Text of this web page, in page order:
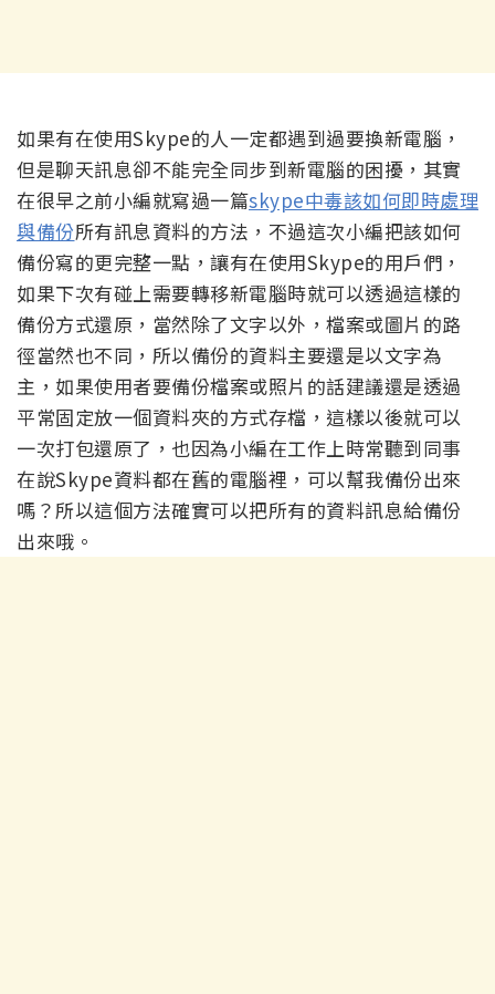
如果有在使用Skype的人一定都遇到過要換新電腦，
但是聊天訊息卻不能完全同步到新電腦的困擾，其實
在很早之前小編就寫過一篇skype中毒該如何即時處理
與備份所有訊息資料的方法，不過這次小編把該如何
備份寫的更完整一點，讓有在使用Skype的用戶們，
如果下次有碰上需要轉移新電腦時就可以透過這樣的
備份方式還原，當然除了文字以外，檔案或圖片的路
徑當然也不同，所以備份的資料主要還是以文字為
主，如果使用者要備份檔案或照片的話建議還是透過
平常固定放一個資料夾的方式存檔，這樣以後就可以
一次打包還原了，也因為小編在工作上時常聽到同事
在說Skype資料都在舊的電腦裡，可以幫我備份出來
嗎？所以這個方法確實可以把所有的資料訊息給備份
出來哦。